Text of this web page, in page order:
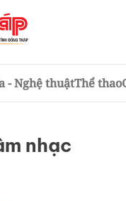
- Nghệ thuậtThể thao
nhạc